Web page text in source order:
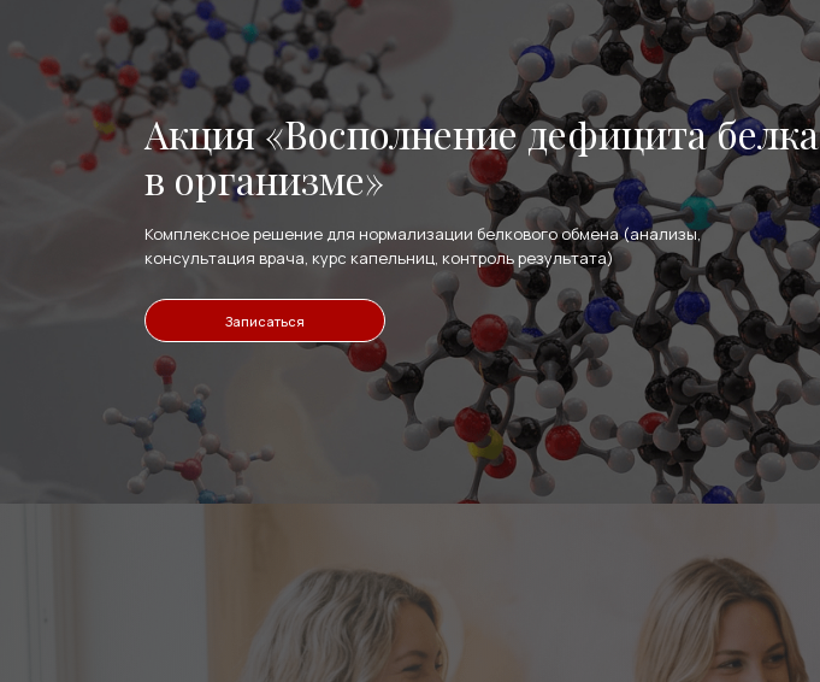
Акция «Восполнение дефицита белка
в организме»
Комплексное решение для нормализации белкового обмена (анализы,
консультация врача, курс капельниц, контроль результата)
Записаться